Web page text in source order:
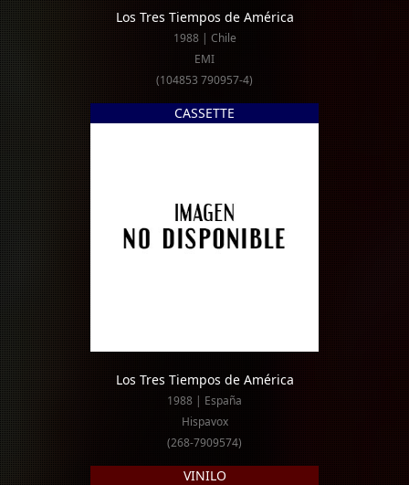
Los Tres Tiempos de América
1988 | Chile
EMI
(104853 790957-4)
CASSETTE
Los Tres Tiempos de América
1988 | España
Hispavox
(268-7909574)
VINILO